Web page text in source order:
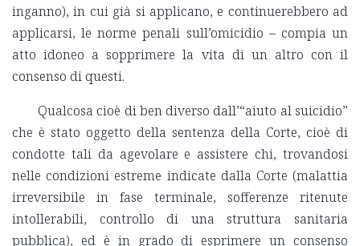
inganno), in cui già si applicano, e continuerebbero ad
applicarsi, le norme penali sull’omicidio – compia un
atto idoneo a sopprimere la vita di un altro con il
consenso di questi.
Qualcosa cioè di ben diverso dall’“aiuto al suicidio”
che è stato oggetto della sentenza della Corte, cioè di
condotte tali da agevolare e assistere chi, trovandosi
nelle condizioni estreme indicate dalla Corte (malattia
irreversibile in fase terminale, sofferenze ritenute
intollerabili, controllo di una struttura sanitaria
pubblica), ed è in grado di esprimere un consenso